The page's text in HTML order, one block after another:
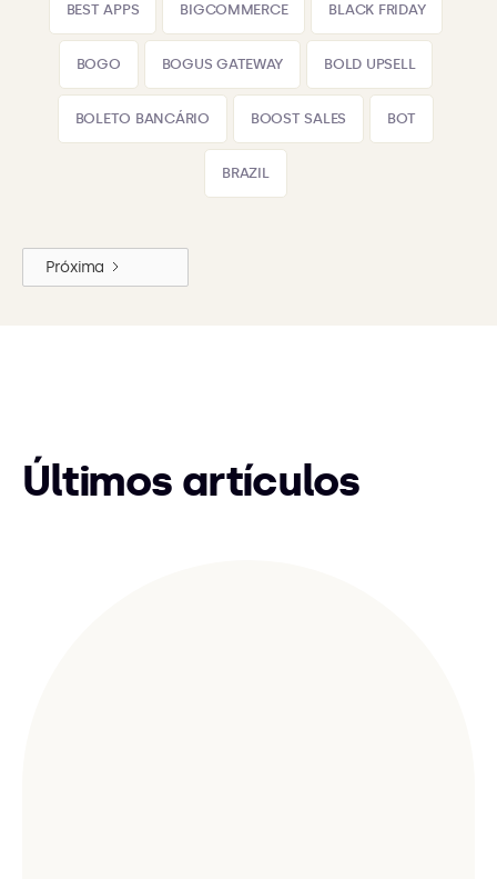
BEST APPS BIGCOMMERCE BLACK FRIDAY
BOGO BOGUS GATEWAY BOLD UPSELL
BOLETO BANCÁRIO BOOST SALES BOT
BRAZIL
Próxima
Últimos artículos